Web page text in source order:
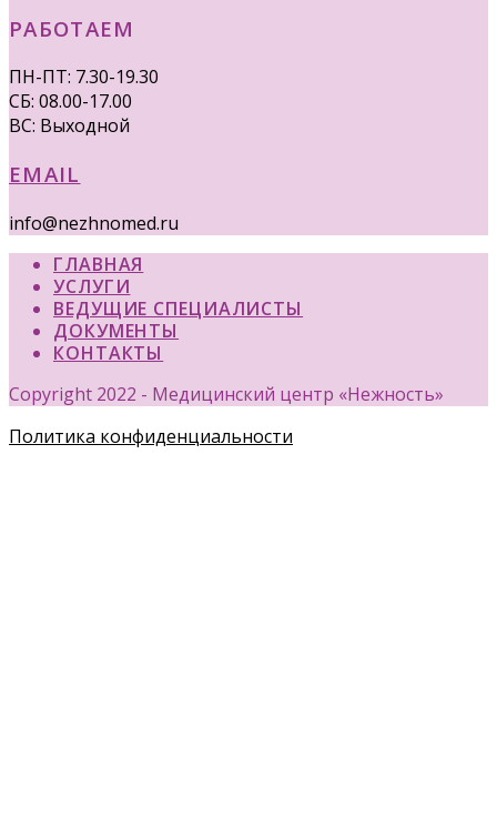
РАБОТАЕМ
ПН-ПТ: 7.30-19.30
СБ: 08.00-17.00
ВС: Выходной
EMAIL
info@nezhnomed.ru
ГЛАВНАЯ
УСЛУГИ
ВЕДУЩИЕ СПЕЦИАЛИСТЫ
ДОКУМЕНТЫ
КОНТАКТЫ
Copyright 2022 - Медицинский центр «Нежность»
Политика конфиденциальности